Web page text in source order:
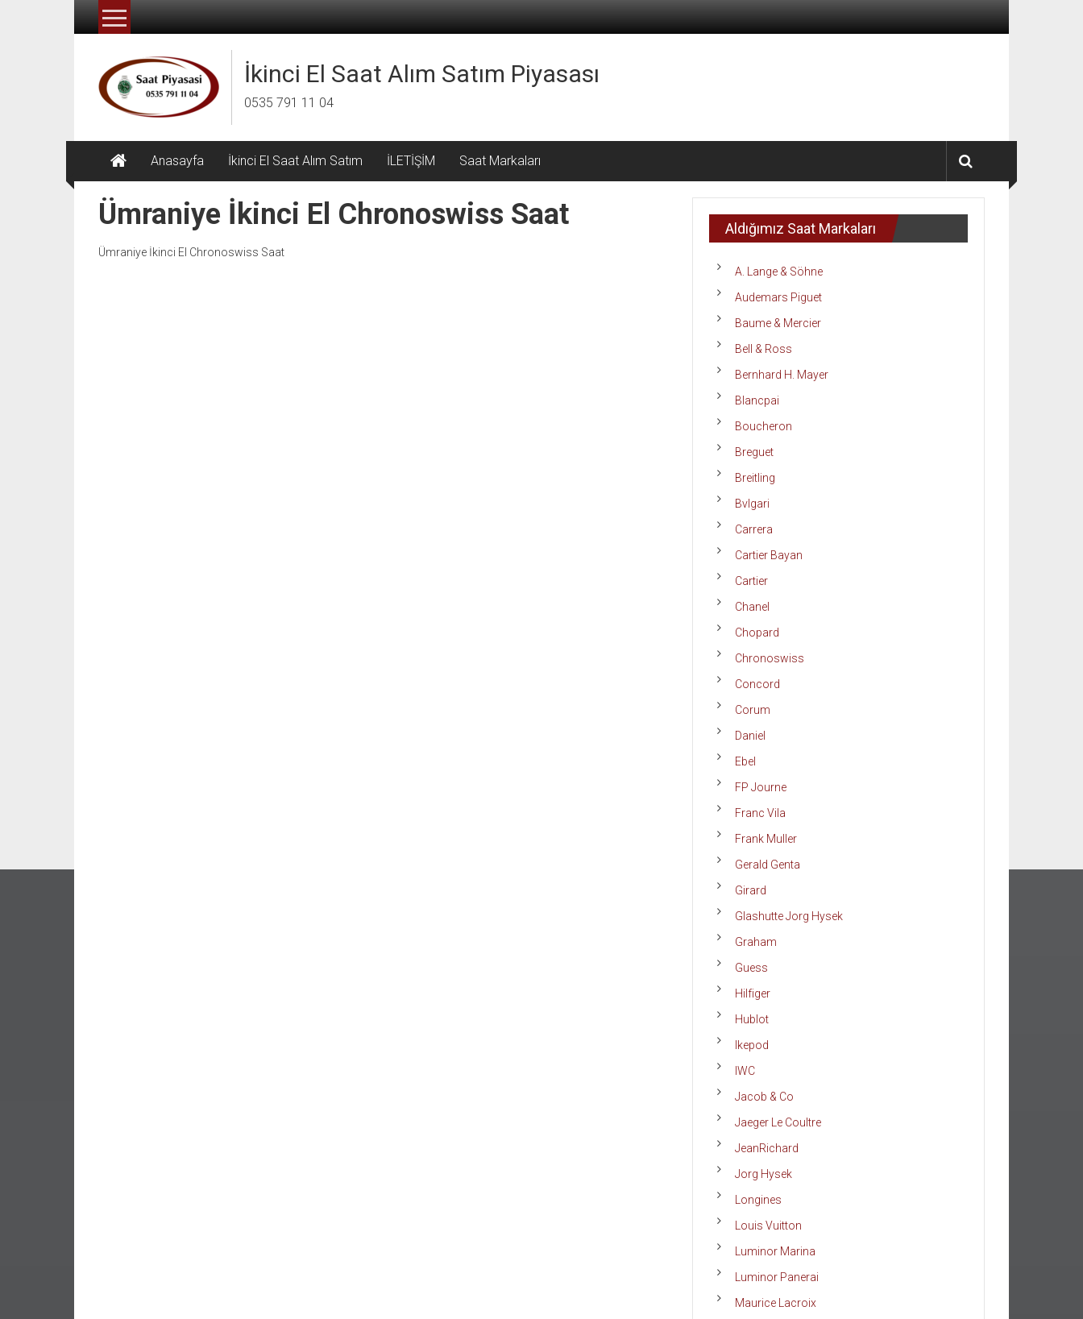
İçeriğe
İkinci El Saat Alım Satım Piyasası
0535 791 11 04
Anasayfa İkinci El Saat Alım Satım İLETİŞİM Saat Markaları
Ümraniye İkinci El Chronoswiss Saat
Ümraniye İkinci El Chronoswiss Saat
Aldığımız Saat Markaları
A. Lange & Söhne
Audemars Piguet
Baume & Mercier
Bell & Ross
Bernhard H. Mayer
Blancpai
Boucheron
Breguet
Breitling
Bvlgari
Carrera
Cartier Bayan
Cartier
Chanel
Chopard
Chronoswiss
Concord
Corum
Daniel
Ebel
FP Journe
Franc Vila
Frank Muller
Gerald Genta
Girard
Glashutte Jorg Hysek
Graham
Guess
Hilfiger
Hublot
Ikepod
IWC
Jacob & Co
Jaeger Le Coultre
JeanRichard
Jorg Hysek
Longines
Louis Vuitton
Luminor Marina
Luminor Panerai
Maurice Lacroix